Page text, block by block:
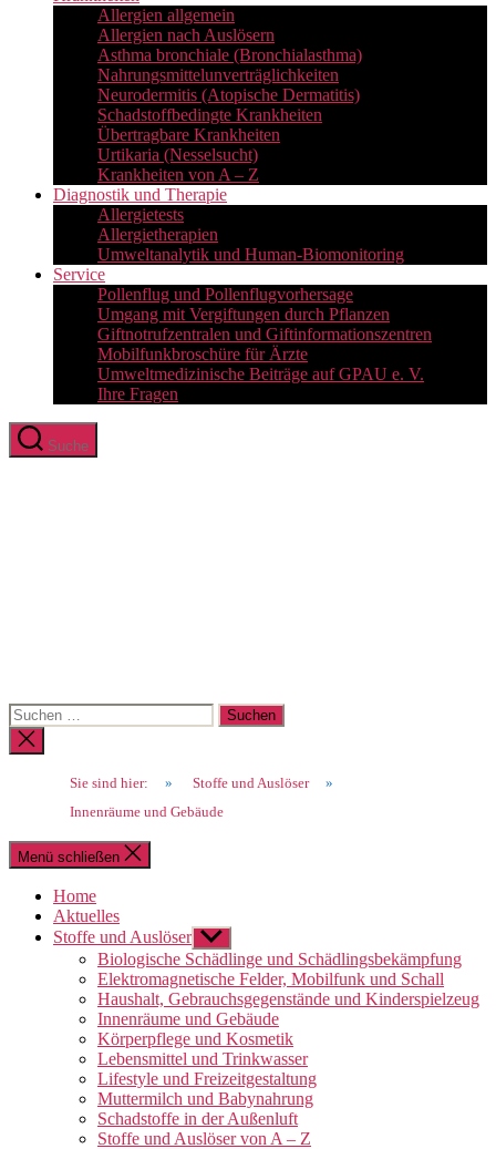
Allergien allgemein
Allergien nach Auslösern
Asthma bronchiale (Bronchialasthma)
Nahrungsmittelunverträglichkeiten
Neurodermitis (Atopische Dermatitis)
Schadstoffbedingte Krankheiten
Übertragbare Krankheiten
Urtikaria (Nesselsucht)
Krankheiten von A – Z
Diagnostik und Therapie
Allergietests
Allergietherapien
Umweltanalytik und Human-Biomonitoring
Service
Pollenflug und Pollenflugvorhersage
Umgang mit Vergiftungen durch Pflanzen
Giftnotrufzentralen und Giftinformationszentren
Mobilfunkbroschüre für Ärzte
Umweltmedizinische Beiträge auf GPAU e. V.
Ihre Fragen
Suche
Suchen
nach:
Suche
schließen
Sie sind hier:
» Stoffe und Auslöser
»
Innenräume und Gebäude
Menü schließen
Home
Aktuelles
Stoffe und Auslöser Untermenü
anzeigen
Biologische Schädlinge und Schädlingsbekämpfung
Elektromagnetische Felder, Mobilfunk und Schall
Haushalt, Gebrauchsgegenstände und Kinderspielzeug
Innenräume und Gebäude
Körperpflege und Kosmetik
Lebensmittel und Trinkwasser
Lifestyle und Freizeitgestaltung
Muttermilch und Babynahrung
Schadstoffe in der Außenluft
Stoffe und Auslöser von A – Z